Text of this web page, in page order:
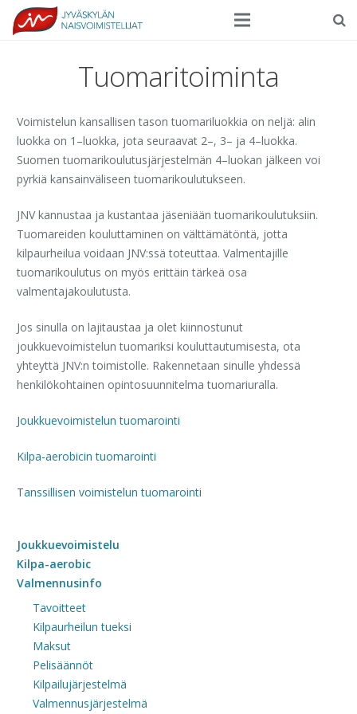
Harrasteliikunta
Kilpaurheilu
Tapahtumat
Yhteystiedot
Tuomaritoiminta
Voimistelun kansallisen tason tuomariluokkia on neljä: alin
luokka on 1–luokka, jota seuraavat 2–, 3– ja 4–luokka.
Suomen tuomarikoulutusjärjestelmän 4–luokan jälkeen voi
pyrkiä kansainväliseen tuomarikoulutukseen.
JNV kannustaa ja kustantaa jäseniään tuomarikoulutuksiin.
Tuomareiden kouluttaminen on välttämätöntä, jotta
kilpaurheilua voidaan JNV:ssä toteuttaa. Valmentajille
tuomarikoulutus on myös erittäin tärkeä osa
valmentajakoulutusta.
Jos sinulla on lajitaustaa ja olet kiinnostunut
joukkuevoimistelun tuomariksi kouluttautumisesta, ota
yhteyttä JNV:n toimistolle. Rakennetaan sinulle yhdessä
henkilökohtainen opintosuunnitelma tuomariuralla.
Joukkuevoimistelun tuomarointi
Kilpa-aerobicin tuomarointi
Tanssillisen voimistelun tuomarointi
Joukkuevoimistelu
Kilpa-aerobic
Valmennusinfo
Tavoitteet
Kilpaurheilun tueksi
Maksut
Pelisäännöt
Kilpailujärjestelmä
Valmennusjärjestelmä